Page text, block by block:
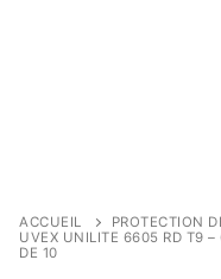
ACCUEIL PROTECTION
UVEX UNILITE 6605 RD T9
DE 10